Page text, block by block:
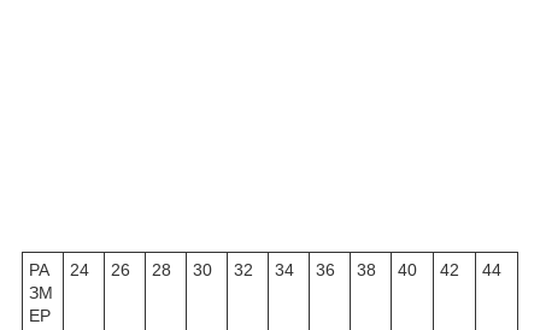
РА
ЗМ
ЕР
24 26 28 30 32 34 36 38 40 42 44